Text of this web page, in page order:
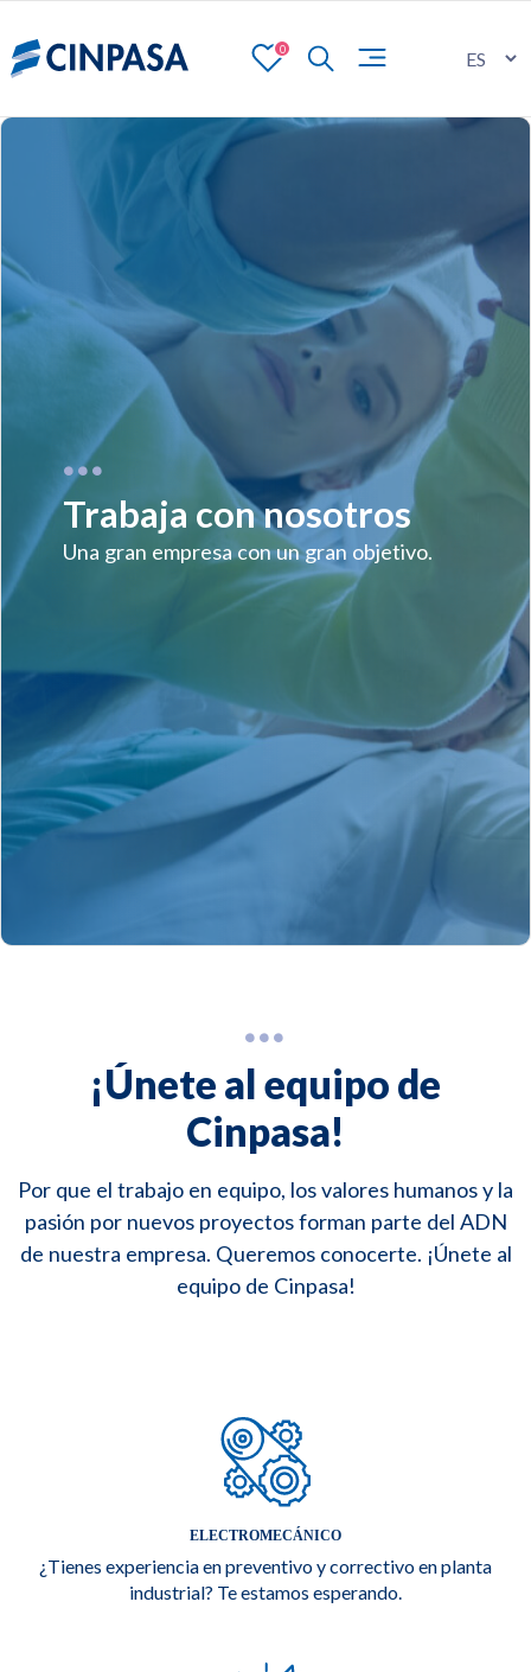
0
Trabaja con nosotros
Una gran empresa con un gran objetivo.
¡Únete al equipo de
Cinpasa!
Por que el trabajo en equipo, los valores humanos y la
pasión por nuevos proyectos forman parte del ADN
de nuestra empresa. Queremos conocerte. ¡Únete al
equipo de Cinpasa!
ELECTROMECÁNICO
¿Tienes experiencia en preventivo y correctivo en planta
industrial? Te estamos esperando.